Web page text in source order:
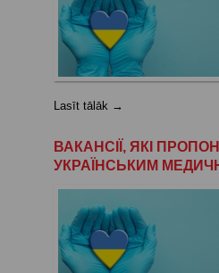
Lasīt tālāk →
ВАКАНСІЇ, ЯКІ
УКРАЇНСЬКИМ